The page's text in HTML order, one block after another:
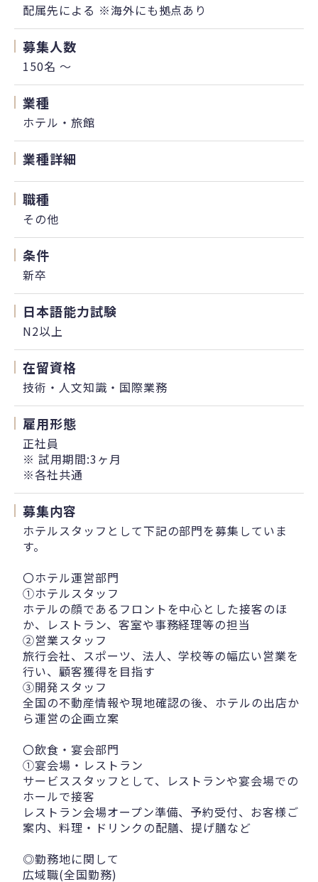
配属先による ※海外にも拠点あり
募集人数
150名 ～
業種
ホテル・旅館
業種詳細
職種
その他
条件
新卒
日本語能力試験
N2以上
在留資格
技術・人文知識・国際業務
雇用形態
正社員
※ 試用期間:3ヶ月
※各社共通
募集内容
ホテルスタッフとして下記の部門を募集していま
す。
〇ホテル運営部門
①ホテルスタッフ
ホテルの顔であるフロントを中心とした接客のほ
か、レストラン、客室や事務経理等の担当
②営業スタッフ
旅行会社、スポーツ、法人、学校等の幅広い営業を
行い、顧客獲得を目指す
③開発スタッフ
全国の不動産情報や現地確認の後、ホテルの出店か
ら運営の企画立案
〇飲食・宴会部門
①宴会場・レストラン
サービススタッフとして、レストランや宴会場での
ホールで接客
レストラン会場オープン準備、予約受付、お客様ご
案内、料理・ドリンクの配膳、提げ膳など
◎勤務地に関して
広域職(全国勤務)